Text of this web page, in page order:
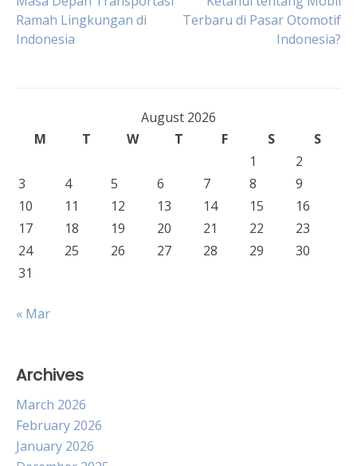
navigation
Ramah Lingkungan di
Indonesia
Terbaru di Pasar Otomotif
Indonesia?
August 2026
M
T W T F S
S
1
2
3
4 5 6 7 8
9
10
11 12 13 14 15
16
17
18 19 20 21 22
23
24
25 26 27 28 29
30
31
« Mar
Archives
March 2026
February 2026
January 2026